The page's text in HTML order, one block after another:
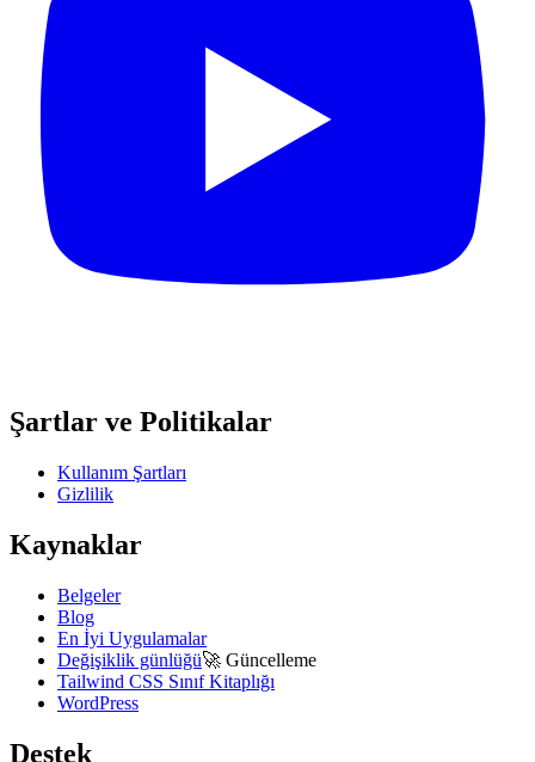
Şartlar ve Politikalar
Kullanım Şartları
Gizlilik
Kaynaklar
Belgeler
Blog
En İyi Uygulamalar
Değişiklik günlüğü🚀 Güncelleme
Tailwind CSS Sınıf Kitaplığı
WordPress
Destek